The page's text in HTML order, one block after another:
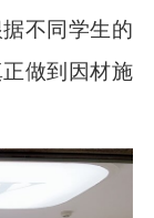
不同学生的
做到因材施